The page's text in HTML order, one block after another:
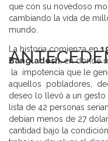
que con su novedoso
cambiando la vida de
mundo.
La historia comienza en
Bangladesh, en donde
la impotencia que le
aquellos pobladores,
deseo lo llevó a un
lista de 42 personas
debían menos de 27
cantidad bajo la